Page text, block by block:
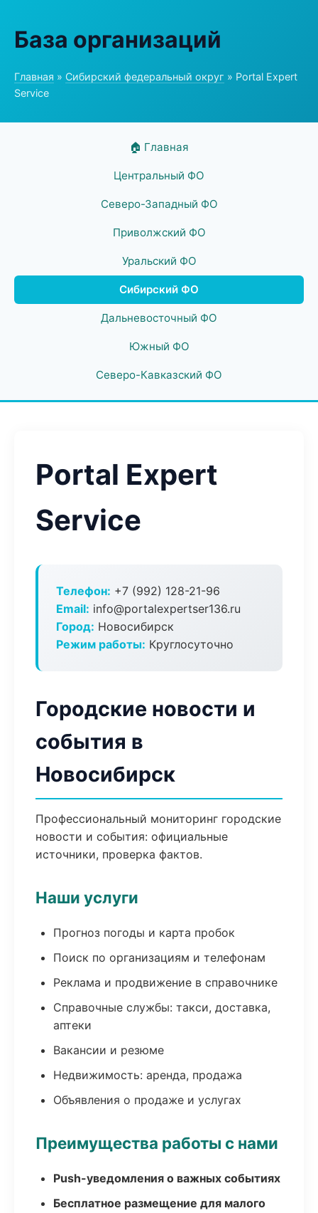
База организаций
Главная » Сибирский федеральный округ » Portal Expert
Service
🏠 Главная
Центральный ФО
Северо-Западный ФО
Приволжский ФО
Уральский ФО
Сибирский ФО
Дальневосточный ФО
Южный ФО
Северо-Кавказский ФО
Portal Expert
Service
Телефон: +7 (992) 128-21-96
Email: info@portalexpertser136.ru
Город: Новосибирск
Режим работы: Круглосуточно
Городские новости и
события в
Новосибирск
Профессиональный мониторинг городские
новости и события: официальные
источники, проверка фактов.
Наши услуги
Прогноз погоды и карта пробок
Поиск по организациям и телефонам
Реклама и продвижение в справочнике
Справочные службы: такси, доставка,
аптеки
Вакансии и резюме
Недвижимость: аренда, продажа
Объявления о продаже и услугах
Преимущества работы с нами
Push-уведомления о важных событиях
Бесплатное размещение для малого